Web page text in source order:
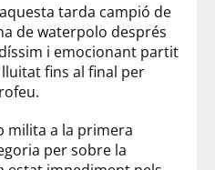
tarda campió de
de waterpolo després
i emocionant partit
fins al final per
milita a la primera
per sobre la